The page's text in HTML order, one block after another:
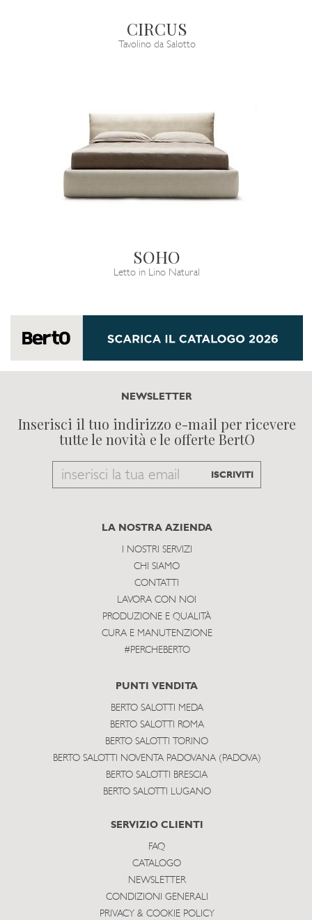
CIRCUS
Tavolino da Salotto
SOHO
Letto in Lino Natural
NEWSLETTER
Inserisci il tuo indirizzo e-mail per ricevere
tutte le novità e le offerte BertO
Email
subscribe
ISCRIVITI
LA NOSTRA AZIENDA
I NOSTRI SERVIZI
CHI SIAMO
CONTATTI
LAVORA CON NOI
PRODUZIONE E QUALITÀ
CURA E MANUTENZIONE
#PERCHEBERTO
PUNTI VENDITA
BERTO SALOTTI MEDA
BERTO SALOTTI ROMA
BERTO SALOTTI TORINO
BERTO SALOTTI NOVENTA PADOVANA (PADOVA)
BERTO SALOTTI BRESCIA
BERTO SALOTTI LUGANO
SERVIZIO CLIENTI
FAQ
CATALOGO
NEWSLETTER
CONDIZIONI GENERALI
PRIVACY & COOKIE POLICY